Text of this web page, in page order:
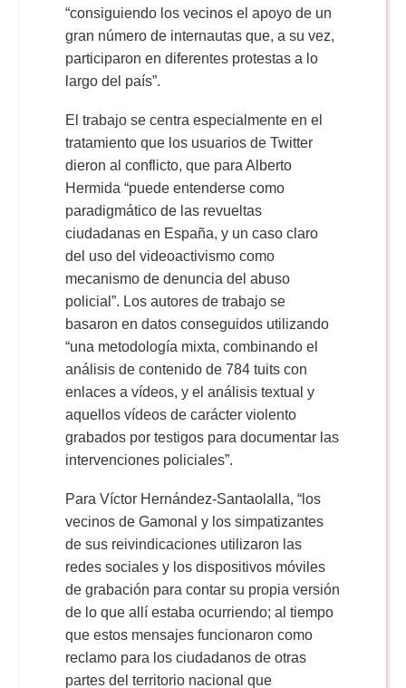
“consiguiendo los vecinos el apoyo de un
gran número de internautas que, a su vez,
participaron en diferentes protestas a lo
largo del país”.
El trabajo se centra especialmente en el
tratamiento que los usuarios de Twitter
dieron al conflicto, que para Alberto
Hermida “puede entenderse como
paradigmático de las revueltas
ciudadanas en España, y un caso claro
del uso del videoactivismo como
mecanismo de denuncia del abuso
policial”. Los autores de trabajo se
basaron en datos conseguidos utilizando
“una metodología mixta, combinando el
análisis de contenido de 784 tuits con
enlaces a vídeos, y el análisis textual y
aquellos vídeos de carácter violento
grabados por testigos para documentar las
intervenciones policiales”.
Para Víctor Hernández-Santaolalla, “los
vecinos de Gamonal y los simpatizantes
de sus reivindicaciones utilizaron las
redes sociales y los dispositivos móviles
de grabación para contar su propia versión
de lo que allí estaba ocurriendo; al tiempo
que estos mensajes funcionaron como
reclamo para los ciudadanos de otras
partes del territorio nacional que